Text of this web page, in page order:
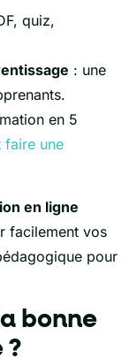
quiz,
: une
en 5
faire une
en ligne
facilement vos
pour
bonne
?